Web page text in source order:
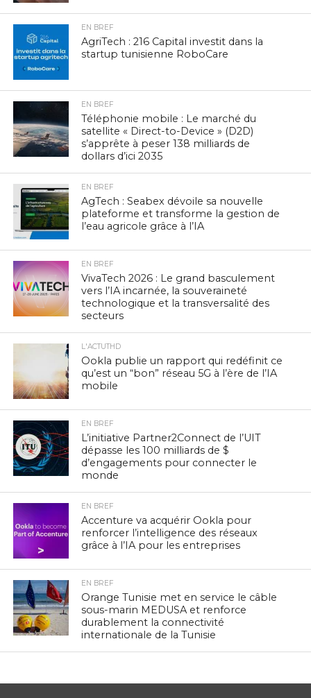
EN BREF
AgriTech : 216 Capital investit dans la
startup tunisienne RoboCare
EN BREF
Téléphonie mobile : Le marché du
satellite « Direct-to-Device » (D2D)
s’apprête à peser 138 milliards de
dollars d’ici 2035
EN BREF
AgTech : Seabex dévoile sa nouvelle
plateforme et transforme la gestion de
l’eau agricole grâce à l’IA
EN BREF
VivaTech 2026 : Le grand basculement
vers l’IA incarnée, la souveraineté
technologique et la transversalité des
secteurs
L'ACTUTHD
Ookla publie un rapport qui redéfinit ce
qu’est un “bon” réseau 5G à l’ère de l’IA
mobile
EN BREF
L’initiative Partner2Connect de l’UIT
dépasse les 100 milliards de $
d’engagements pour connecter le
monde
EN BREF
Accenture va acquérir Ookla pour
renforcer l’intelligence des réseaux
grâce à l’IA pour les entreprises
EN BREF
Orange Tunisie met en service le câble
sous-marin MEDUSA et renforce
durablement la connectivité
internationale de la Tunisie